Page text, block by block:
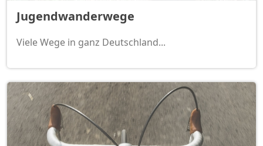
Jugendwanderwege
Viele Wege in ganz Deutschland...